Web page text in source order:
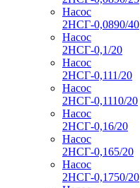
Насос
2НСГ-0,0890/40
Насос
2НСГ-0,1/20
Насос
2НСГ-0,111/20
Насос
2НСГ-0,1110/20
Насос
2НСГ-0,16/20
Насос
2НСГ-0,165/20
Насос
2НСГ-0,1750/20